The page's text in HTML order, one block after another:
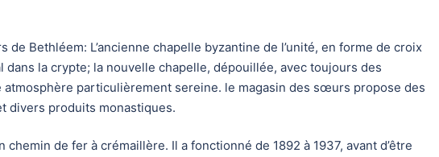
Bethléem: L’ancienne chapelle byzantine de l’unité, en forme de croix
la crypte; la nouvelle chapelle, dépouillée, avec toujours des
particulièrement sereine. le magasin des sœurs propose des
divers produits monastiques.
chemin de fer à crémaillère. Il a fonctionné de 1892 à 1937, avant d’être